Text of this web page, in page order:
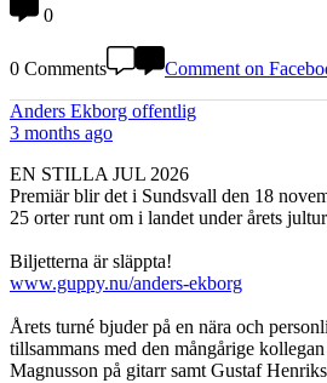
0
0 Comments Comment on
Anders Ekborg offentlig
3 months ago
EN STILLA JUL 2026
Premiär blir det i Sundsvall den 18
25 orter runt om i landet under årets
Biljetterna är släppta!
www.guppy.nu/anders-ekborg
Årets turné bjuder på en nära och
tillsammans med den mångårige
Magnusson på gitarr samt Gustaf